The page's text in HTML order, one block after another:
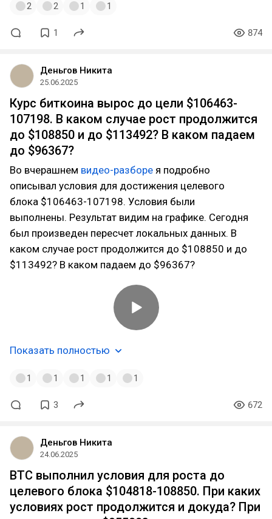
2 2 1 1
1 874
Деньгов Никита
25.06.2025
Курс биткоина вырос до цели $106463-
107198. В каком случае рост продолжится
до $108850 и до $113492? В каком падаем
до $96367?
Во вчерашнем видео-разборе я подробно
описывал условия для достижения целевого
блока $106463-107198. Условия были
выполнены. Результат видим на графике. Сегодня
был произведен пересчет локальных данных. В
каком случае рост продолжится до $108850 и до
$113492? В каком падаем до $96367?
Показать полностью
1 1 1 1 1
3 672
Деньгов Никита
24.06.2025
BTC выполнил условия для роста до
целевого блока $104818-108850. При каких
условиях рост продолжится и докуда? При